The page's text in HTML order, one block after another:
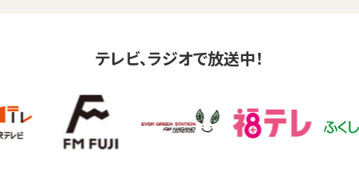
テレビ、ラジオで放送中！